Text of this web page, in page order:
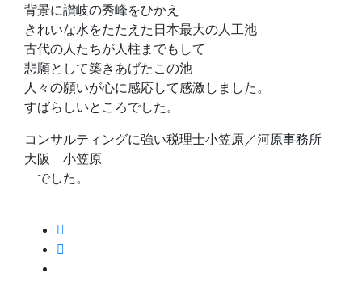
背景に讃岐の秀峰をひかえ
きれいな水をたたえた日本最大の人工池
古代の人たちが人柱までもして
悲願として築きあげたこの池
人々の願いが心に感応して感激しました。
すばらしいところでした。
コンサルティングに強い税理士小笠原／河原事務所
大阪 小笠原
でした。